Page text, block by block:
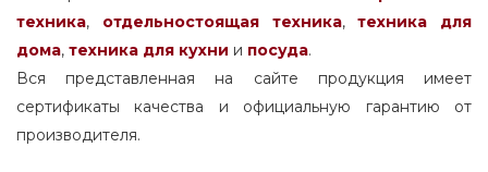
техника, отдельностоящаятехника,
техника для
дома, техника для кухни и посуда.
Вся представленная на сайте продукция имеет
сертификаты качества и официальную гарантию от
производителя.